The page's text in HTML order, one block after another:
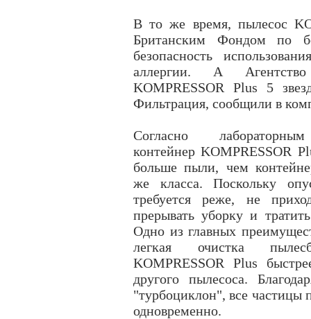
В то же время, пылесос
Британским Фондом по
безопасность
аллергии. А
KOMPRESSOR Plus 5
Фильтрация, сообщили в
Согласно
контейнер KOMPRESSOR
больше пыли, чем
же класса. Поскольку
требуется реже, не
прерывать уборку и
Одно из главных
легкая очистка
KOMPRESSOR Plus
другого пылесоса.
"турбоциклон", все частицы
одновременно.